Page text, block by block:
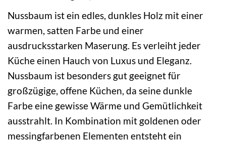
Nussbaum ist ein edles, dunkles Holz mit einer
warmen, satten Farbe und einer
ausdrucksstarken Maserung. Es verleiht jeder
Küche einen Hauch von Luxus und Eleganz.
Nussbaum ist besonders gut geeignet für
großzügige, offene Küchen, da seine dunkle
Farbe eine gewisse Wärme und Gemütlichkeit
ausstrahlt. In Kombination mit goldenen oder
messingfarbenen Elementen entsteht ein